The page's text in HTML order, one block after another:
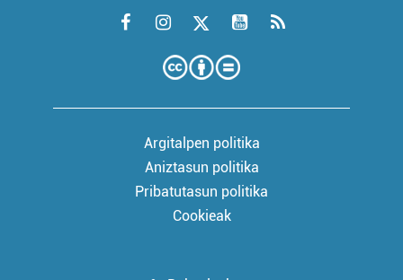
Argitalpen politika
Aniztasun politika
Pribatutasun politika
Cookieak